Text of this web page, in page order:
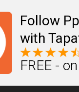
Follow
with
FREE -